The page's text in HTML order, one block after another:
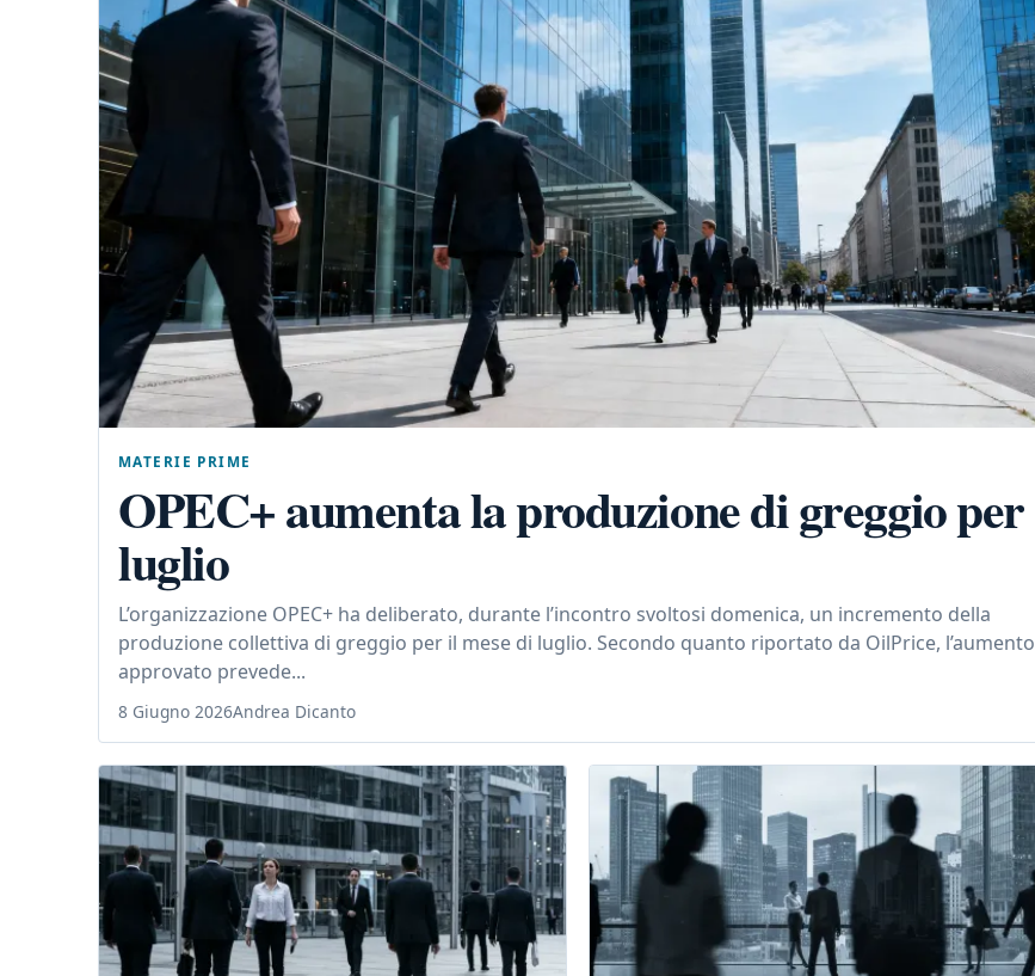
MATERIE PRIME
OPEC+ aumenta la produzione di greggio per
luglio
L’organizzazione OPEC+ ha deliberato, durante l’incontro svoltosi domenica, un incremento della
produzione collettiva di greggio per il mese di luglio. Secondo quanto riportato da OilPrice, l’aumento
approvato prevede...
8 Giugno 2026Andrea Dicanto